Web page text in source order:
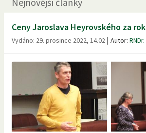
Ceny Jaroslava Heyrovského za
Vydáno: 29. prosince 2022, 14.02 | Autor: